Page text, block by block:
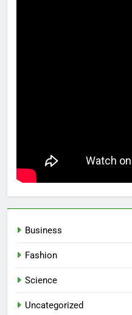
Business
Fashion
Science
Uncategorized